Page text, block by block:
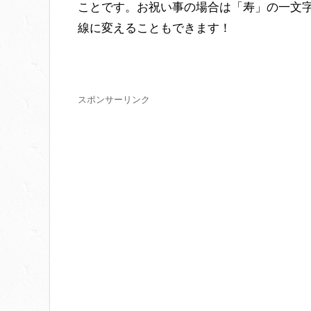
ことです。お祝い事の場合は「寿」の一文
線に変えることもできます！
スポンサーリンク